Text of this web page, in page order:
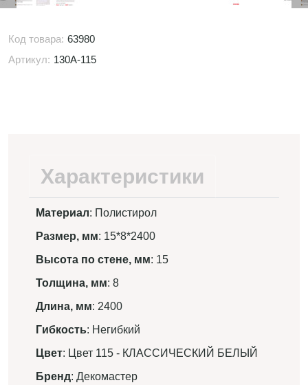
Код товара: 63980
Артикул: 130A-115
Характеристики
Материал: Полистирол
Размер, мм: 15*8*2400
Высота по стене, мм: 15
Толщина, мм: 8
Длина, мм: 2400
Гибкость: Негибкий
Цвет: Цвет 115 - КЛАССИЧЕСКИЙ БЕЛЫЙ
Бренд: Декомастер